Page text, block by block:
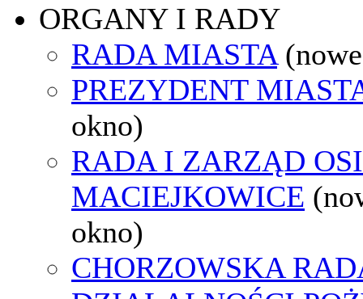
ORGANY I RADY
RADA MIASTA
PREZYDENT
okno)
RADA I ZARZĄD
MACIEJKOWICE
okno)
CHORZOWSKA